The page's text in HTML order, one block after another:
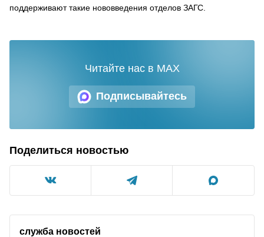
поддерживают такие нововведения отделов ЗАГС.
Подписывайтесь
Читайте нас в MAX
Поделиться новостью
служба новостей